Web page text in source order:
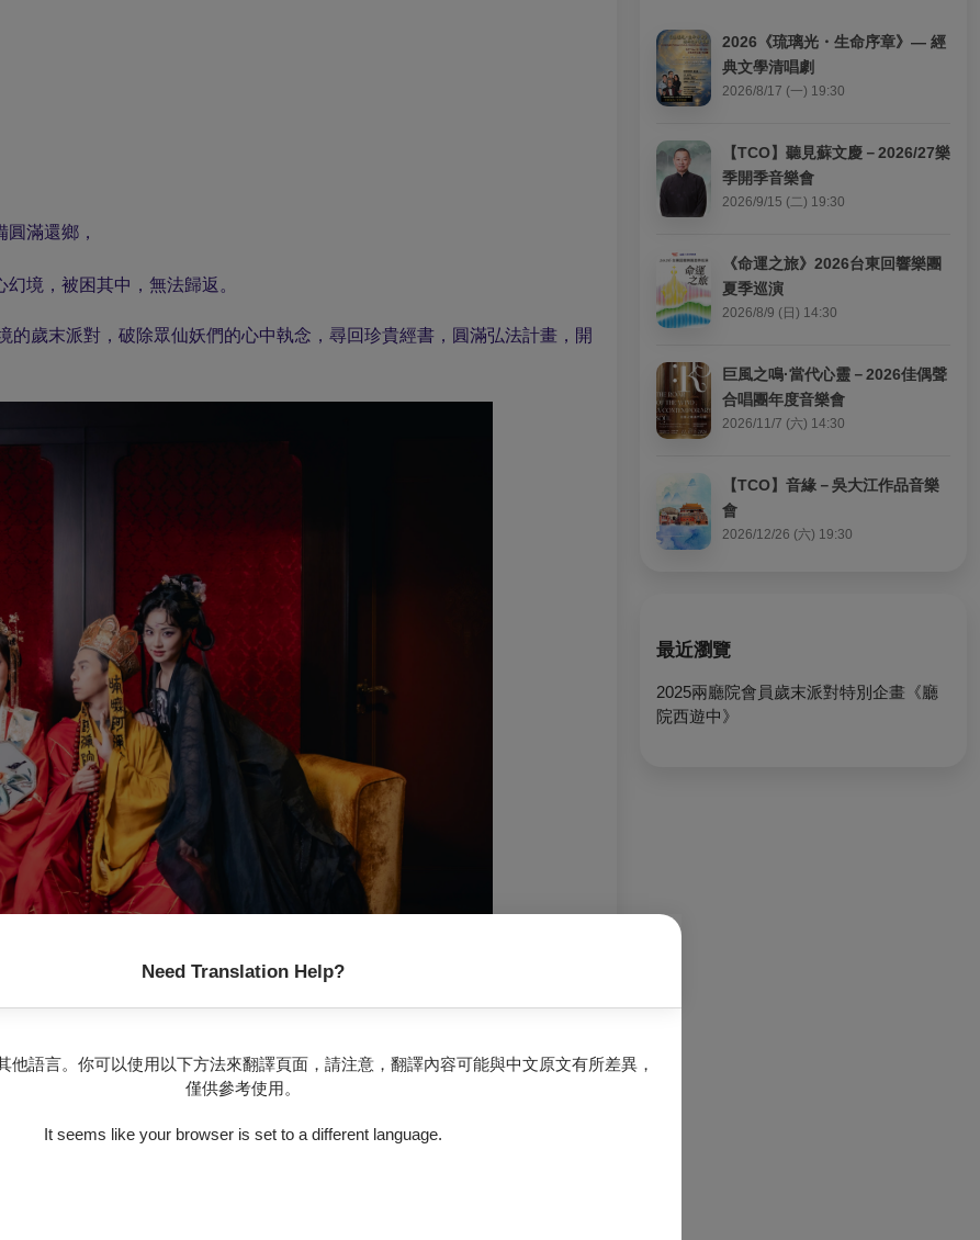
Need Translation Help?
他語言。你可以使用以下方法來翻譯頁面，請注意，翻譯內容可能與中文原文有所差異，
僅供參考使用。
It seems like your browser is set to a different language.
滿還鄉，
境，被困其中，無法歸返。
歲末派對，破除眾仙妖們的心中執念，尋回珍貴經書，圓滿弘法計畫，開
的前夕大家開始拿出經書準備搶先看，以便回去弘法開課，沒想到其中幾本經
計畫因此受阻。
的內心幻境，破除他們的執念，將珍貴經書帶回。
他就焦慮發作，然而他精心編撰的《提法大典》卻遭小妖破壞、面目全非。
2026《琉璃光・生命序章》— 經
典文學清唱劇
2026/8/17 (一) 19:30
【TCO】聽見蘇文慶－2026/27樂
季開季音樂會
2026/9/15 (二) 19:30
《命運之旅》2026台東回響樂團
夏季巡演
2026/8/9 (日) 14:30
巨風之鳴·當代心靈－2026佳偶聲
合唱團年度音樂會
2026/11/7 (六) 14:30
【TCO】音緣－吳大江作品音樂
會
2026/12/26 (六) 19:30
最近瀏覽
2025兩廳院會員歲末派對特別企畫《廳
院西遊中》